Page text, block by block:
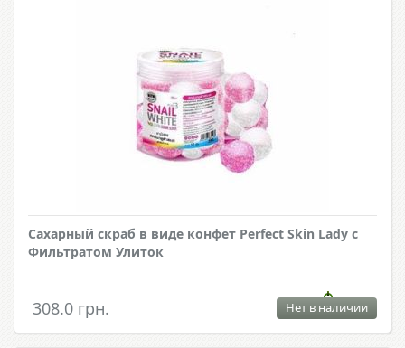
Сахарный скраб в виде конфет Perfect Skin Lady с
Фильтратом Улиток
308.0 грн. Нет в наличии